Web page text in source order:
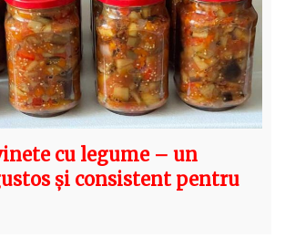
cu legume – un
și consistent pentru